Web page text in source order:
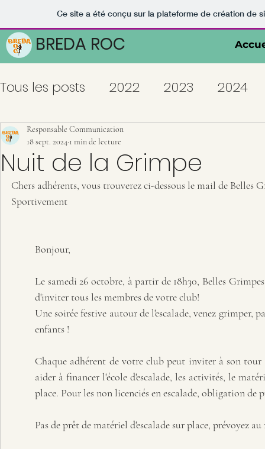
Ce site a été conçu sur la plateforme de création de
BREDA ROC
Tous les posts 2022 2023 2024
Nuit de la Grimpe
Responsable Communication
18 sept. 2024 1 min de lecture
Chers adhérents, vous trouverez ci-dessous le mail de
Sportivement
Bonjour,
Le samedi 26 octobre, à partir de 18h30, Belles
d'inviter tous les membres de votre club!
Une soirée festive autour de l'escalade, venez grimper,
enfants !
Chaque adhérent de votre club peut inviter à son
aider à financer l'école d'escalade, les activités, le
place. Pour les non licenciés en escalade, obligation de
Pas de prêt de matériel d'escalade sur place, prévoyez